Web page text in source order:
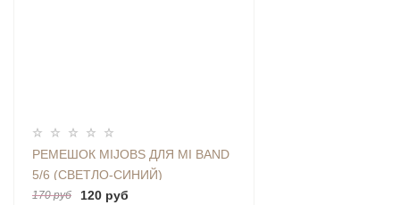
РЕМЕШОК MIJOBS ДЛЯ MI BAND
5/6 (СВЕТЛО-СИНИЙ)
170 руб 120 руб